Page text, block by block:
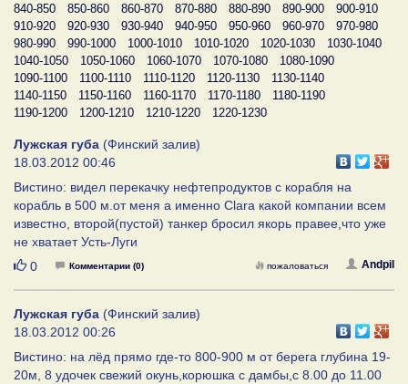
840-850
850-860 860-870 870-880 880-890 890-900
900-910
910-920
920-930 930-940 940-950 950-960 960-970
970-980
980-990
990-1000 1000-1010 1010-1020 1020-1030
1030-1040
1040-1050
1050-1060 1060-1070 1070-1080
1080-1090
1090-1100
1100-1110 1110-1120 1120-1130
1130-1140
1140-1150
1150-1160 1160-1170 1170-1180
1180-1190
1190-1200
1200-1210 1210-1220 1220-1230
Лужская губа (Финский залив)
18.03.2012 00:46
Вистино: видел перекачку нефтепродуктов с корабля на
корабль в 500 м.от меня а именно Clara какой компании всем
известно, второй(пустой) танкер бросил якорь правее,что уже
не хватает Усть-Луги
Нравится
0 Комментарии (0) Andpil
пожаловаться
Лужская губа (Финский залив)
18.03.2012 00:26
Вистино: на лёд прямо где-то 800-900 м от берега глубина 19-
20м, 8 удочек свежий окунь,корюшка с дамбы,с 8.00 до 11.00